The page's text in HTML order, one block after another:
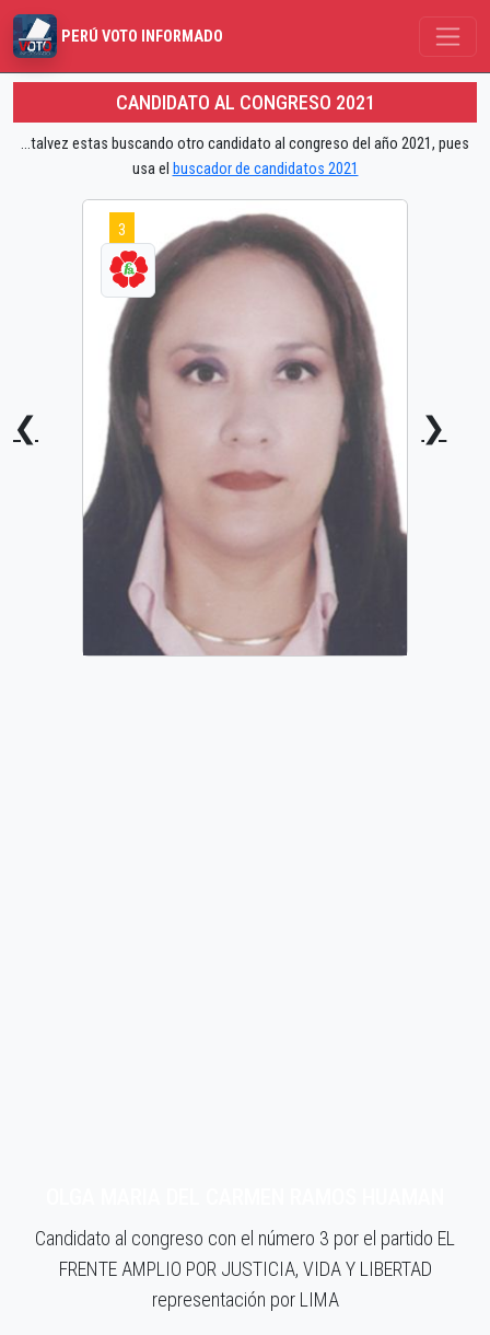
PERÚ VOTO INFORMADO
CANDIDATO AL CONGRESO 2021
...talvez estas buscando otro candidato al congreso del año 2021, pues
usa el buscador de candidatos 2021
❮
3
❯
Candidato al congreso con el número 3 por el partido EL
FRENTE AMPLIO POR JUSTICIA, VIDA Y LIBERTAD
representación por LIMA